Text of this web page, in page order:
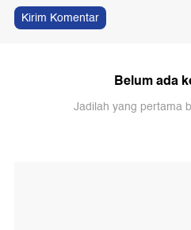
Kirim Komentar
Belum ada
Jadilah yang pertama